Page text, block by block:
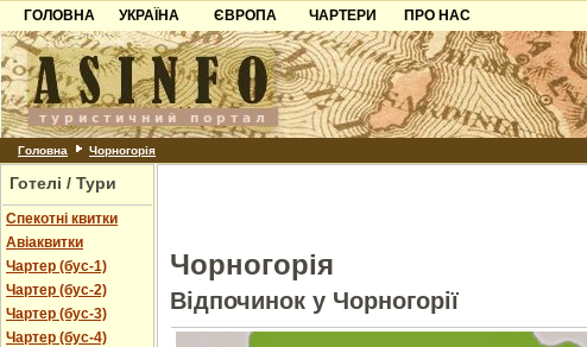
ГОЛОВНА
УКРАЇНА
Карпати
Азов
Причорноморря
Шацьк
ЄВРОПА
Чорногорія
Хорватія
Болгарія
ЧАРТЕРИ
ПРО НАС
Контакти
Партнерам
Додати готель
Головна Чорногорія
Готелі / Тури
Спекотні квитки
Авіаквитки
Чартер (бус-1)
Чартер (бус-2)
Чартер (бус-3)
Чартер (бус-4)
Чорногорія
Відпочинок у Чорногорії